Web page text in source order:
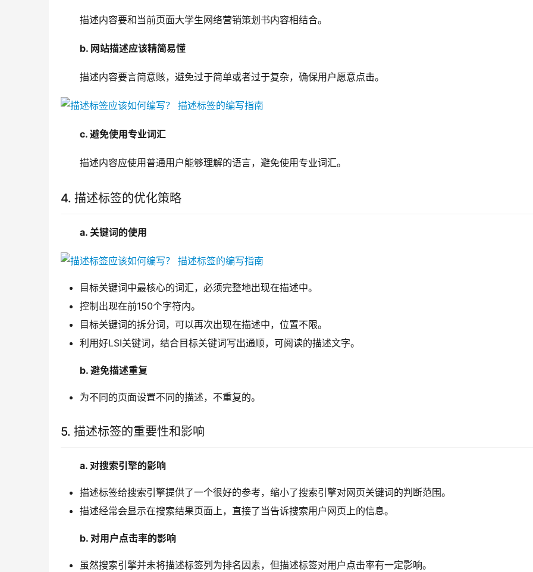
描述内容要和当前页面大学生网络营销策划书内容相结合。
b. 网站描述应该精简易懂
描述内容要言简意赅，避免过于简单或者过于复杂，确保用户愿意点击。
c. 避免使用专业词汇
描述内容应使用普通用户能够理解的语言，避免使用专业词汇。
4. 描述标签的优化策略
a. 关键词的使用
目标关键词中最核心的词汇，必须完整地出现在描述中。
控制出现在前150个字符内。
目标关键词的拆分词，可以再次出现在描述中，位置不限。
利用好LSI关键词，结合目标关键词写出通顺，可阅读的描述文字。
b. 避免描述重复
为不同的页面设置不同的描述，不重复的。
5. 描述标签的重要性和影响
a. 对搜索引擎的影响
描述标签给搜索引擎提供了一个很好的参考，缩小了搜索引擎对网页关键词的判断范围。
描述经常会显示在搜索结果页面上，直接了当告诉搜索用户网页上的信息。
b. 对用户点击率的影响
虽然搜索引擎并未将描述标签列为排名因素，但描述标签对用户点击率有一定影响。